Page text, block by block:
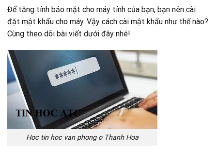
Để tăng tính bảo mặt cho máy tính của bạn, bạn nên cài
đặt mật khẩu cho máy. Vậy cách cài mật khẩu như thế nào?
Cùng theo dõi bài viết dưới đây nhé!
Hoc tin hoc van phong o Thanh Hoa